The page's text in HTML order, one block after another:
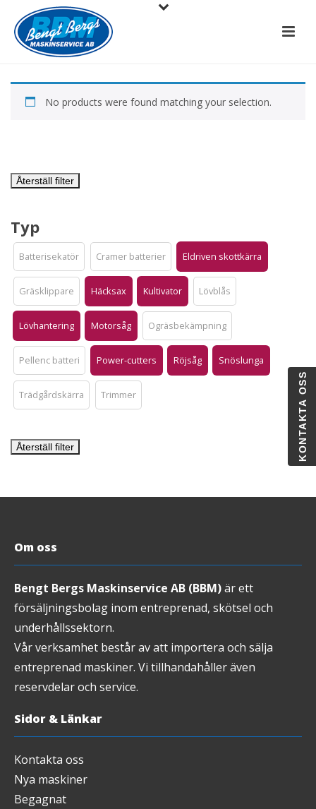
No products were found matching your selection.
Återställ filter
Typ
Batterisekatör Cramer batterier Eldriven skottkärra
Gräsklippare Häcksax Kultivator Lövblås
Lövhantering Motorsåg Ogräsbekämpning
Pellenc batteri Power-cutters Röjsåg Snöslunga
Trädgårdskärra Trimmer
Återställ filter
Om oss
Bengt Bergs Maskinservice AB (BBM)är ett
försäljningsbolag inom entreprenad, skötsel och
underhållssektorn.
Vår verksamhet består av att importera och sälja
entreprenad maskiner. Vi tillhandahåller även
reservdelar och service.
Sidor & Länkar
Kontakta oss
Nya maskiner
Begagnat
KONTAKTA OSS